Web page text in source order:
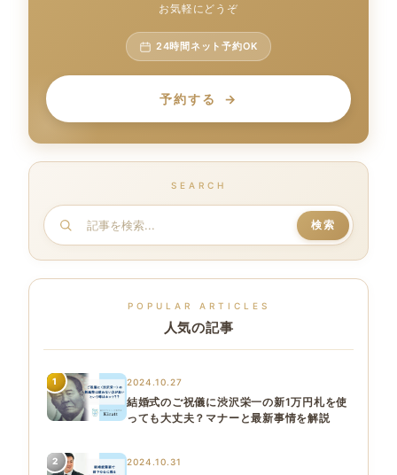
お気軽にどうぞ
24時間ネット予約OK
予約する
SEARCH
記
事
を
検索
POPULAR ARTICLES
人気の記事
1 2024.10.27
結婚式のご祝儀に渋沢栄一の新1万円札を使
っても大丈夫？マナーと最新事情を解説
2 2024.10.31